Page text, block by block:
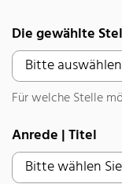
Die gewählte
Für welche Stelle
Anrede | Titel
Anrede*